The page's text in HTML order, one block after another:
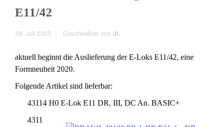
E11/42
28. Juli 2020 Geschrieben von JL
aktuell beginnt die Auslieferung der E-Loks E11/42, eine
Formneuheit 2020.
Folgende Artikel sind lieferbar:
43114 H0 E-Lok E11 DR, III, DC An. BASIC+
4311